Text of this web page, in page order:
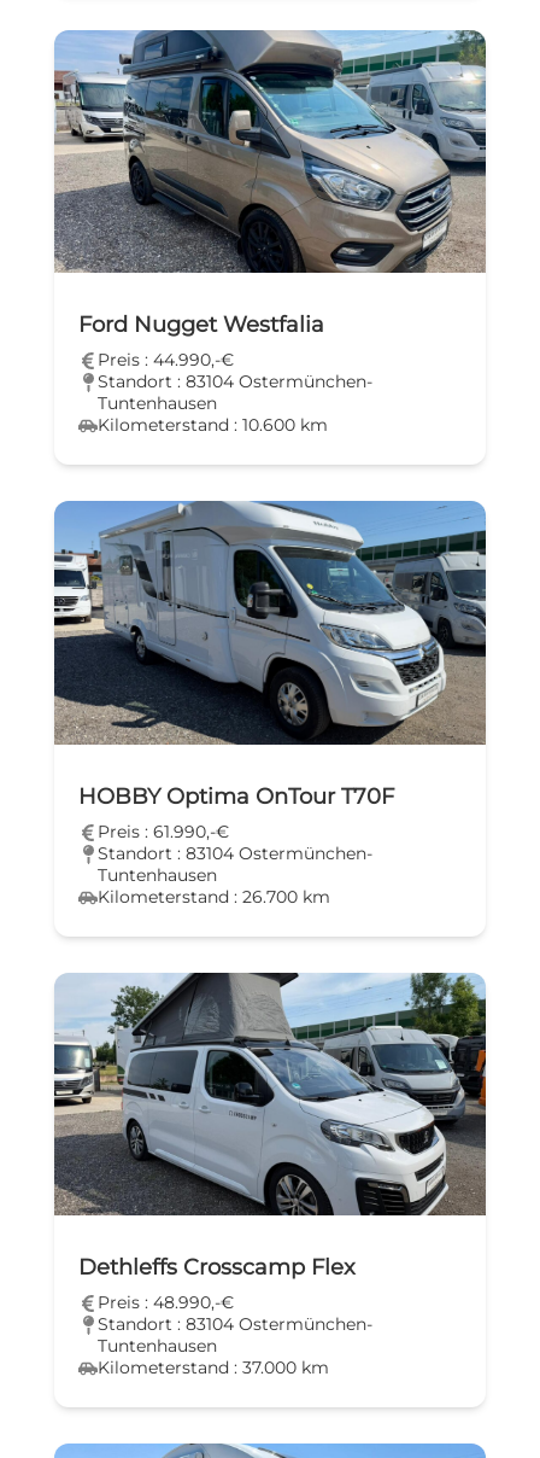
Ford Nugget Westfalia
Preis : 44.990,-€
Standort : 83104 Ostermünchen-
Tuntenhausen
Kilometerstand : 10.600 km
HOBBY Optima OnTour T70F
Preis : 61.990,-€
Standort : 83104 Ostermünchen-
Tuntenhausen
Kilometerstand : 26.700 km
Dethleffs Crosscamp Flex
Preis : 48.990,-€
Standort : 83104 Ostermünchen-
Tuntenhausen
Kilometerstand : 37.000 km